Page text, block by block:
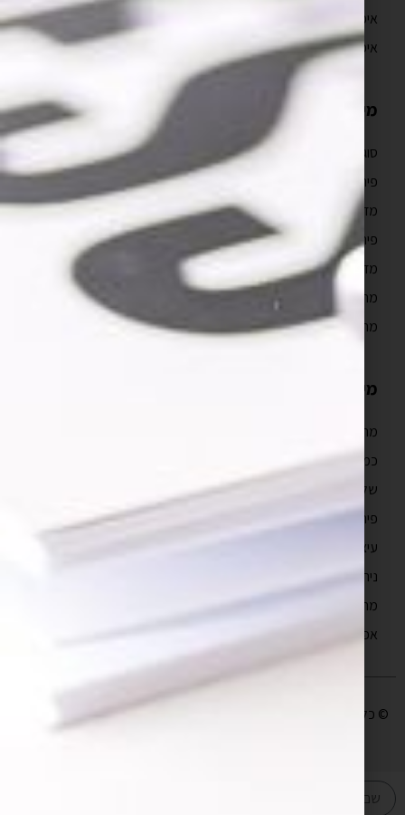
איפיון אפליקציה וחוויית משתמש UX/UI
איפיון אפליקציה
מידע מקצועי
סוגי ועלויות בניית אפליקציות
פיתוח אפליקציות לאייפון למתחילים
מדריך פיתוח אפליקציות לאייפון
פיתוח אפליקציות לעסקים
מדריך פיתוח אפליקציות
מהם השלבים בבניית אפליקציה לאייפון?
מה כולל איפיון אפליקציה?
מידע נוסף
מהם טווחי המחיר של פיתוח אפליקציה?
כמה זמן לוקח לבנות אפליקציה?
שלבים בפיתוח אפליקציה
פיתוח מובייל
עיצוב חווית משתמש
ניהול פרויקטים תוכנה
מה זה UX?
אפיון אפליקציות
© כל הזכויות שמורות לבעלי האתר | עיצוב ופיתוח אתריו די סטודיו | קידום